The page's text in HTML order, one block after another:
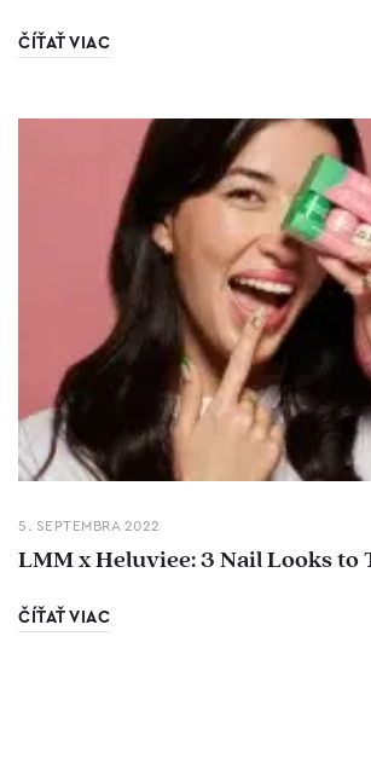
ČÍŤAŤ VIAC
5. SEPTEMBRA 2022
LMM x Heluviee: 3 Nail Looks to
ČÍŤAŤ VIAC